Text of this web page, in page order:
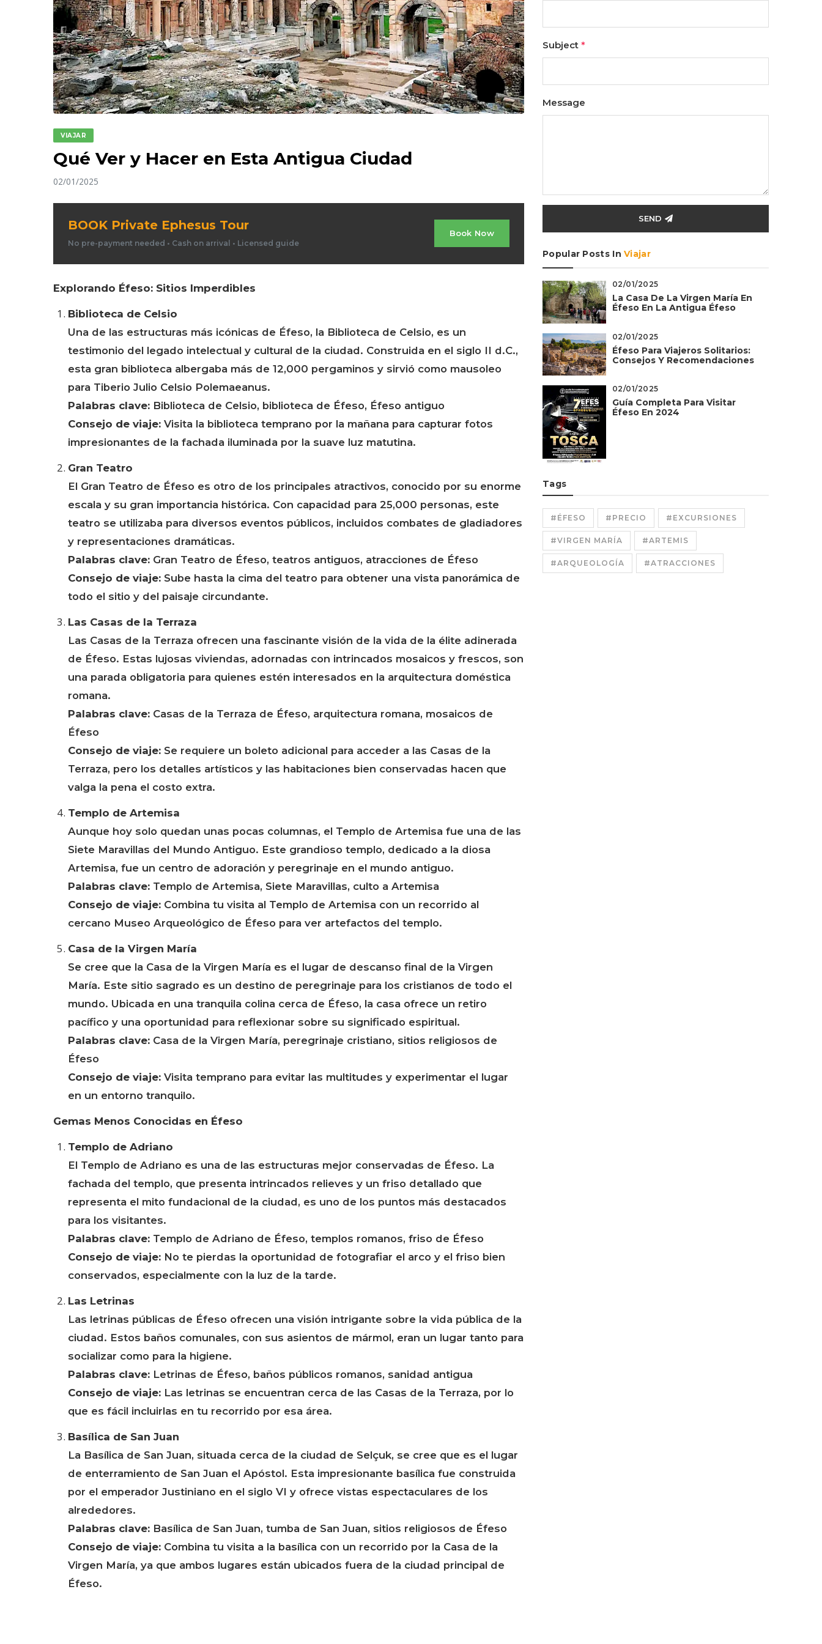
VIAJAR
Qué Ver y Hacer en Esta Antigua Ciudad
02/01/2025
BOOK Private Ephesus Tour
No pre-payment needed • Cash on arrival • Licensed guide
Book Now
Explorando Éfeso: Sitios Imperdibles
Biblioteca de Celsio
Una de las estructuras más icónicas de Éfeso, la Biblioteca de Celsio, es un
testimonio del legado intelectual y cultural de la ciudad. Construida en el siglo II d.C.,
esta gran biblioteca albergaba más de 12,000 pergaminos y sirvió como mausoleo
para Tiberio Julio Celsio Polemaeanus.
Palabras clave: Biblioteca de Celsio, biblioteca de Éfeso, Éfeso antiguo
Consejo de viaje: Visita la biblioteca temprano por la mañana para capturar fotos
impresionantes de la fachada iluminada por la suave luz matutina.
Gran Teatro
El Gran Teatro de Éfeso es otro de los principales atractivos, conocido por su enorme
escala y su gran importancia histórica. Con capacidad para 25,000 personas, este
teatro se utilizaba para diversos eventos públicos, incluidos combates de gladiadores
y representaciones dramáticas.
Palabras clave: Gran Teatro de Éfeso, teatros antiguos, atracciones de Éfeso
Consejo de viaje: Sube hasta la cima del teatro para obtener una vista panorámica de
todo el sitio y del paisaje circundante.
Las Casas de la Terraza
Las Casas de la Terraza ofrecen una fascinante visión de la vida de la élite adinerada
de Éfeso. Estas lujosas viviendas, adornadas con intrincados mosaicos y frescos, son
una parada obligatoria para quienes estén interesados en la arquitectura doméstica
romana.
Palabras clave: Casas de la Terraza de Éfeso, arquitectura romana, mosaicos de
Éfeso
Consejo de viaje: Se requiere un boleto adicional para acceder a las Casas de la
Terraza, pero los detalles artísticos y las habitaciones bien conservadas hacen que
valga la pena el costo extra.
Templo de Artemisa
Aunque hoy solo quedan unas pocas columnas, el Templo de Artemisa fue una de las
Siete Maravillas del Mundo Antiguo. Este grandioso templo, dedicado a la diosa
Artemisa, fue un centro de adoración y peregrinaje en el mundo antiguo.
Palabras clave: Templo de Artemisa, Siete Maravillas, culto a Artemisa
Consejo de viaje: Combina tu visita al Templo de Artemisa con un recorrido al
cercano Museo Arqueológico de Éfeso para ver artefactos del templo.
Casa de la Virgen María
Se cree que la Casa de la Virgen María es el lugar de descanso final de la Virgen
María. Este sitio sagrado es un destino de peregrinaje para los cristianos de todo el
mundo. Ubicada en una tranquila colina cerca de Éfeso, la casa ofrece un retiro
pacífico y una oportunidad para reflexionar sobre su significado espiritual.
Palabras clave: Casa de la Virgen María, peregrinaje cristiano, sitios religiosos de
Éfeso
Consejo de viaje: Visita temprano para evitar las multitudes y experimentar el lugar
en un entorno tranquilo.
Gemas Menos Conocidas en Éfeso
Templo de Adriano
El Templo de Adriano es una de las estructuras mejor conservadas de Éfeso. La
fachada del templo, que presenta intrincados relieves y un friso detallado que
representa el mito fundacional de la ciudad, es uno de los puntos más destacados
para los visitantes.
Palabras clave: Templo de Adriano de Éfeso, templos romanos, friso de Éfeso
Consejo de viaje: No te pierdas la oportunidad de fotografiar el arco y el friso bien
conservados, especialmente con la luz de la tarde.
Las Letrinas
Las letrinas públicas de Éfeso ofrecen una visión intrigante sobre la vida pública de la
ciudad. Estos baños comunales, con sus asientos de mármol, eran un lugar tanto para
socializar como para la higiene.
Palabras clave: Letrinas de Éfeso, baños públicos romanos, sanidad antigua
Consejo de viaje: Las letrinas se encuentran cerca de las Casas de la Terraza, por lo
que es fácil incluirlas en tu recorrido por esa área.
Basílica de San Juan
La Basílica de San Juan, situada cerca de la ciudad de Selçuk, se cree que es el lugar
de enterramiento de San Juan el Apóstol. Esta impresionante basílica fue construida
por el emperador Justiniano en el siglo VI y ofrece vistas espectaculares de los
alrededores.
Palabras clave: Basílica de San Juan, tumba de San Juan, sitios religiosos de Éfeso
Consejo de viaje: Combina tu visita a la basílica con un recorrido por la Casa de la
Virgen María, ya que ambos lugares están ubicados fuera de la ciudad principal de
Éfeso.
Subject *
Message
SEND
Popular Posts InViajar
02/01/2025
La Casa De La Virgen María En
Éfeso En La Antigua Éfeso
02/01/2025
Éfeso Para Viajeros Solitarios:
Consejos Y Recomendaciones
02/01/2025
Guía Completa Para Visitar
Éfeso En 2024
Tags
#ÉFESO #PRECIO #EXCURSIONES
#VIRGEN MARÍA #ARTEMIS
#ARQUEOLOGÍA #ATRACCIONES